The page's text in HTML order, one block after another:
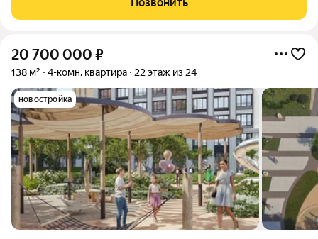
панорамных окон. Обязывает
20 700 000 ₽
138 м² 4-комн. квартира 22 этаж из 24
новостройка